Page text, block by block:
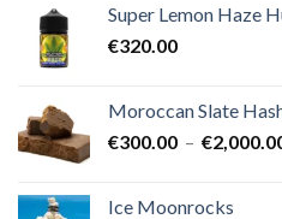
Super Lemon Haze
€320.00
Moroccan Slate
€300.00 – €
Ice Moonrocks